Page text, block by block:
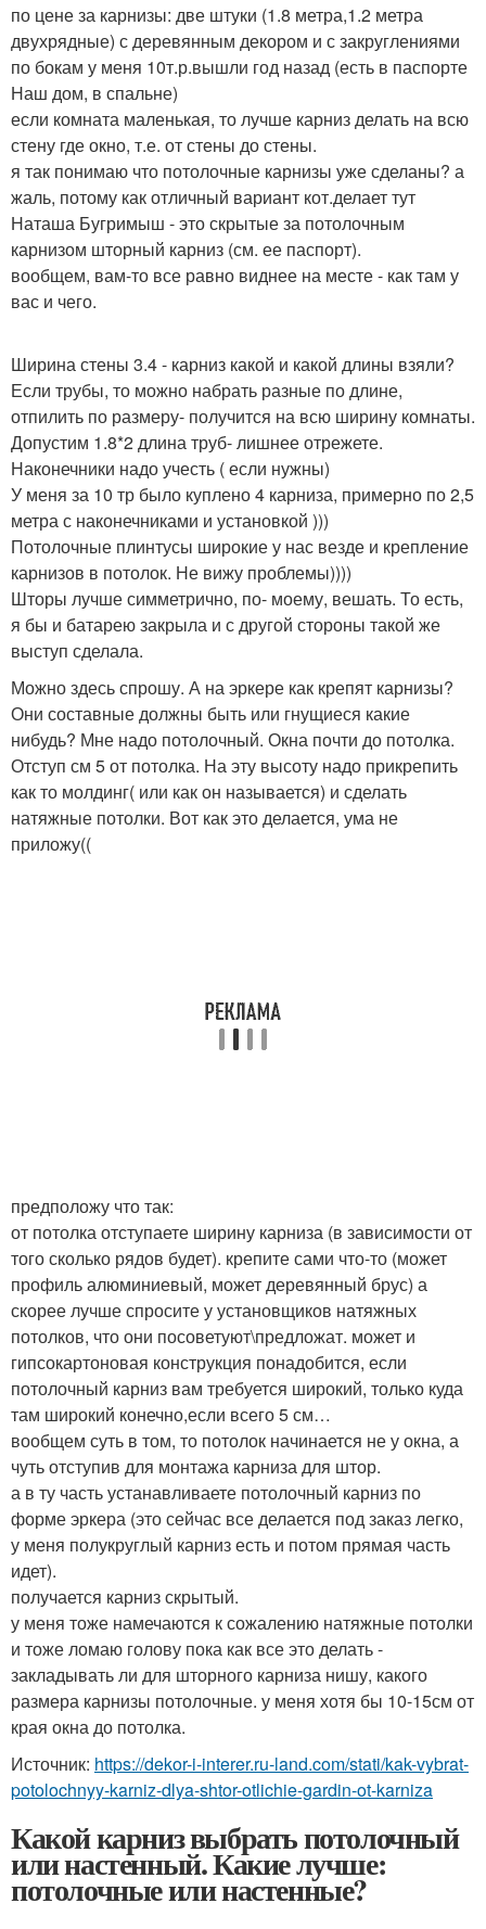
по цене за карнизы: две штуки (1.8 метра,1.2 метра
двухрядные) с деревянным декором и с закруглениями
по бокам у меня 10т.р.вышли год назад (есть в паспорте
Наш дом, в спальне)
если комната маленькая, то лучше карниз делать на всю
стену где окно, т.е. от стены до стены.
я так понимаю что потолочные карнизы уже сделаны? а
жаль, потому как отличный вариант кот.делает тут
Наташа Бугримыш - это скрытые за потолочным
карнизом шторный карниз (см. ее паспорт).
вообщем, вам-то все равно виднее на месте - как там у
вас и чего.
Ширина стены 3.4 - карниз какой и какой длины взяли?
Если трубы, то можно набрать разные по длине,
отпилить по размеру- получится на всю ширину комнаты.
Допустим 1.8*2 длина труб- лишнее отрежете.
Наконечники надо учесть ( если нужны)
У меня за 10 тр было куплено 4 карниза, примерно по 2,5
метра с наконечниками и установкой )))
Потолочные плинтусы широкие у нас везде и крепление
карнизов в потолок. Не вижу проблемы))))
Шторы лучше симметрично, по- моему, вешать. То есть,
я бы и батарею закрыла и с другой стороны такой же
выступ сделала.
Можно здесь спрошу. А на эркере как крепят карнизы?
Они составные должны быть или гнущиеся какие
нибудь? Мне надо потолочный. Окна почти до потолка.
Отступ см 5 от потолка. На эту высоту надо прикрепить
как то молдинг( или как он называется) и сделать
натяжные потолки. Вот как это делается, ума не
приложу((
предположу что так:
от потолка отступаете ширину карниза (в зависимости от
того сколько рядов будет). крепите сами что-то (может
профиль алюминиевый, может деревянный брус) а
скорее лучше спросите у установщиков натяжных
потолков, что они посоветуют\предложат. может и
гипсокартоновая конструкция понадобится, если
потолочный карниз вам требуется широкий, только куда
там широкий конечно,если всего 5 см…
вообщем суть в том, то потолок начинается не у окна, а
чуть отступив для монтажа карниза для штор.
а в ту часть устанавливаете потолочный карниз по
форме эркера (это сейчас все делается под заказ легко,
у меня полукруглый карниз есть и потом прямая часть
идет).
получается карниз скрытый.
у меня тоже намечаются к сожалению натяжные потолки
и тоже ломаю голову пока как все это делать -
закладывать ли для шторного карниза нишу, какого
размера карнизы потолочные. у меня хотя бы 10-15см от
края окна до потолка.
Источник: https://dekor-i-interer.ru-land.com/stati/kak-vybrat-
potolochnyy-karniz-dlya-shtor-otlichie-gardin-ot-karniza
Какой карниз выбрать потолочный
или настенный. Какие лучше:
потолочные или настенные?